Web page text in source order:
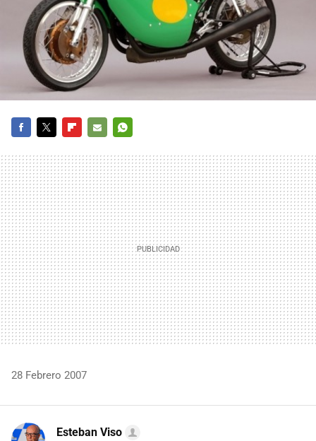
MAIL
28 Febrero 2007
Esteban Viso